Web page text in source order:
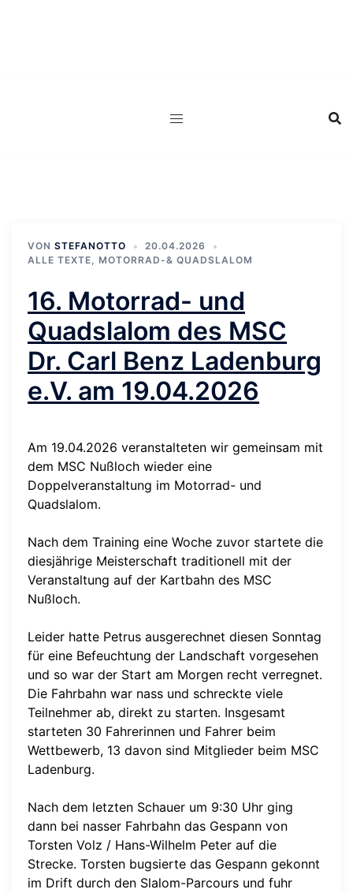
VON STEFANOTTO
20.04.2026
ALLE TEXTE, MOTORRAD-& QUADSLALOM
16. Motorrad- und
Quadslalom des MSC
Dr. Carl Benz Ladenburg
e.V. am 19.04.2026
Am 19.04.2026 veranstalteten wir gemeinsam mit
dem MSC Nußloch wieder eine
Doppelveranstaltung im Motorrad- und
Quadslalom.
Nach dem Training eine Woche zuvor startete die
diesjährige Meisterschaft traditionell mit der
Veranstaltung auf der Kartbahn des MSC
Nußloch.
Leider hatte Petrus ausgerechnet diesen Sonntag
für eine Befeuchtung der Landschaft vorgesehen
und so war der Start am Morgen recht verregnet.
Die Fahrbahn war nass und schreckte viele
Teilnehmer ab, direkt zu starten. Insgesamt
starteten 30 Fahrerinnen und Fahrer beim
Wettbewerb, 13 davon sind Mitglieder beim MSC
Ladenburg.
Nach dem letzten Schauer um 9:30 Uhr ging
dann bei nasser Fahrbahn das Gespann von
Torsten Volz / Hans-Wilhelm Peter auf die
Strecke. Torsten bugsierte das Gespann gekonnt
im Drift durch den Slalom-Parcours und fuhr